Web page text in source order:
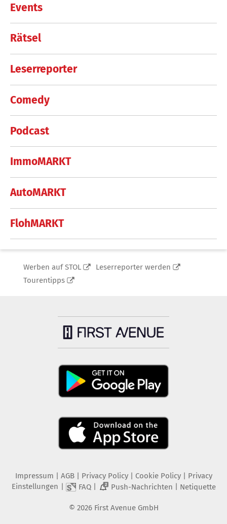
Events
Rätsel
Leserreporter
Comedy
Podcast
ImmoMARKT
AutoMARKT
FlohMARKT
Werben auf STOL
Leserreporter werden
Tourentipps
Impressum AGB Privacy Policy| Cookie Policy| Privacy
Einstellungen
FAQ| 2 Push-Nachrichten Netiquette
© 2026 First Avenue GmbH